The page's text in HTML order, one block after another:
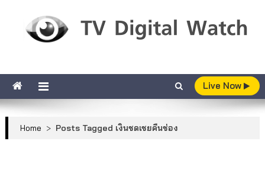
Live Now
Home > Posts Tagged เงินชดเชยคืนช่อง